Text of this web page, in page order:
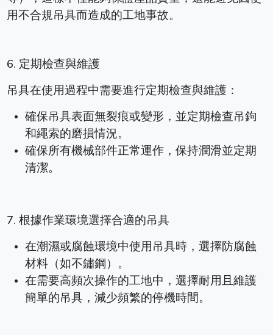
用不合規吊具而造成的工地事故。
6. 定期檢查與維護
吊具在使用過程中需要進行定期檢查與維護：
確保吊具表面無裂痕或變形，並定期檢查吊鉤
和繩索的磨損情況。
確保所有機械部件正常運作，保持潤滑並定期
清潔。
7. 根據作業環境選擇合適的吊具
在潮濕或腐蝕環境中使用吊具時，選擇防腐蝕
材料（如不鏽鋼）。
在需要高頻次操作的工地中，選擇耐用且維護
簡單的吊具，減少頻繁的停機時間。